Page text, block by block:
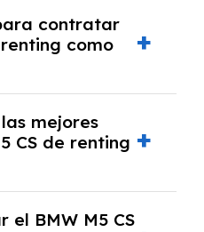
y, en algunos
de la empresa
contratar
renting como
de ingresos y, en
fiscal y un pago
mejores
CS de renting
de renting con
el BMW M5 CS